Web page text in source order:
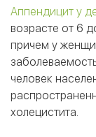
Аппендицит у
возрасте от 6
причем у
человек
холецистита.